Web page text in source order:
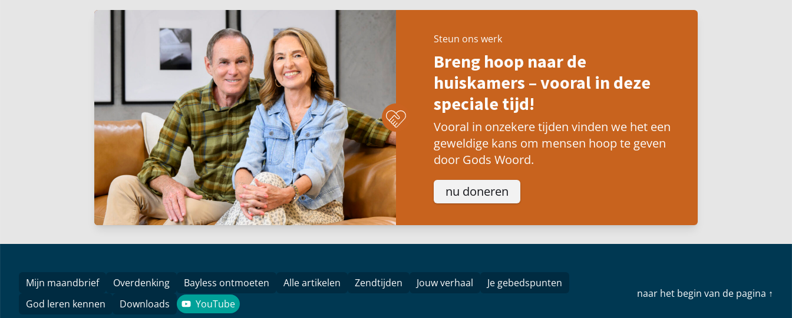
Steun ons werk
Breng hoop naar de
huiskamers – vooral in deze
speciale tijd!
Vooral in onzekere tijden vinden we het een
geweldige kans om mensen hoop te geven
door Gods Woord.
nu doneren
Mijn maandbrief Overdenking Bayless ontmoeten Alle artikelen Zendtijden Jouw verhaal
Je gebedspunten
God leren kennen
Downloads YouTube
YouTube
naar het begin van de pagina ↑